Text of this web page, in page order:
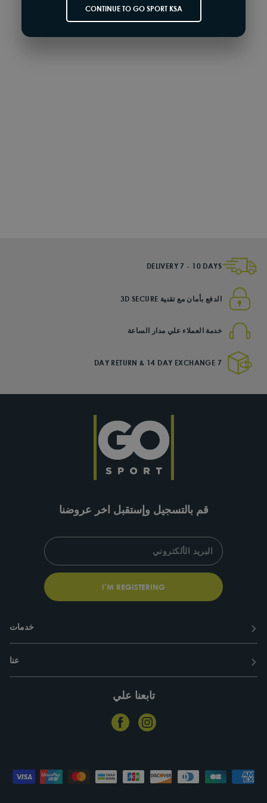
DELIVERY 7 - 10 DAYS
الدفع بأمان مع تقنية 3D SECURE
خدمة العملاء علي مدار الساعة
7 DAY RETURN & 14 DAY EXCHANGE
قم بالتسجيل وإستقبل اخر عروضنا
SUBSCRIBE
I’M REGISTERING
خدمات
عنا
تابعنا علي
Instagram
Facebook
CONTINUE TO GO SPORT KSA